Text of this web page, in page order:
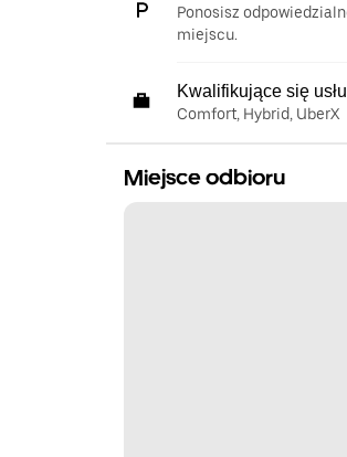
Ponosisz
miejscu.
Kwalifikujące się
Comfort, Hybrid, UberX
Miejsce odbioru